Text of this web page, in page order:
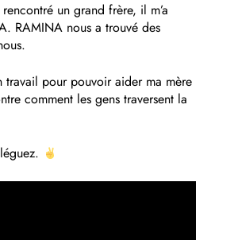
un grand frère, il m’a
RAMINA nous a trouvé des
travail pour pouvoir aider ma mère
comment les gens traversent la